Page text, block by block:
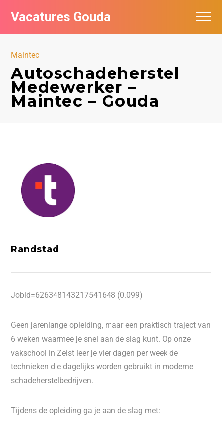
Vacatures Gouda
Maintec
Autoschadeherstel
Medewerker –
Maintec – Gouda
Randstad
Jobid=626348143217541648 (0.099)
Geen jarenlange opleiding, maar een praktisch traject van
6 weken waarmee je snel aan de slag kunt. Op onze
vakschool in Zeist leer je vier dagen per week de
technieken die dagelijks worden gebruikt in moderne
schadeherstelbedrijven.
Tijdens de opleiding ga je aan de slag met:
Vacatures per bedrijf in Gouda